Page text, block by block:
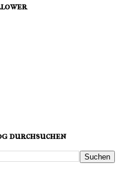
durchsuchen